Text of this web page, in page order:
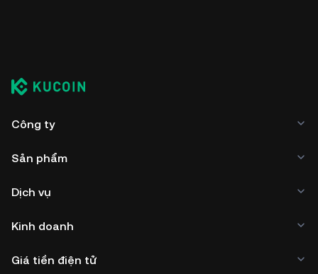
Công ty
Sản phẩm
Dịch vụ
Kinh doanh
Giá tiền điện tử